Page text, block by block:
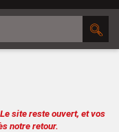
Le site reste ouvert, et vos
notre retour.